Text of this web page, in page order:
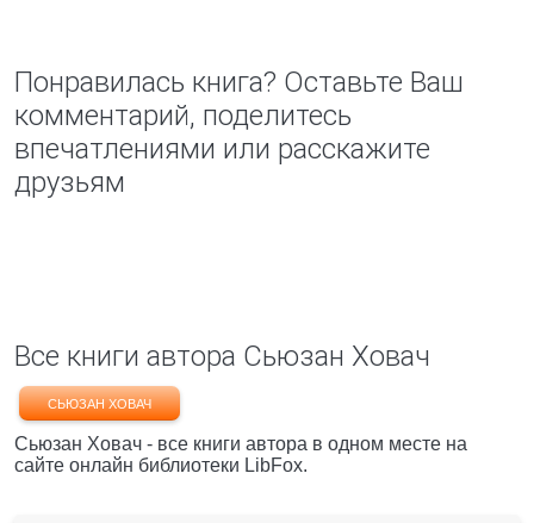
Понравилась книга? Оставьте Ваш
комментарий, поделитесь
впечатлениями или расскажите
друзьям
Все книги автора Сьюзан Ховач
СЬЮЗАН ХОВАЧ
Сьюзан Ховач - все книги автора в одном месте на
сайте онлайн библиотеки LibFox.